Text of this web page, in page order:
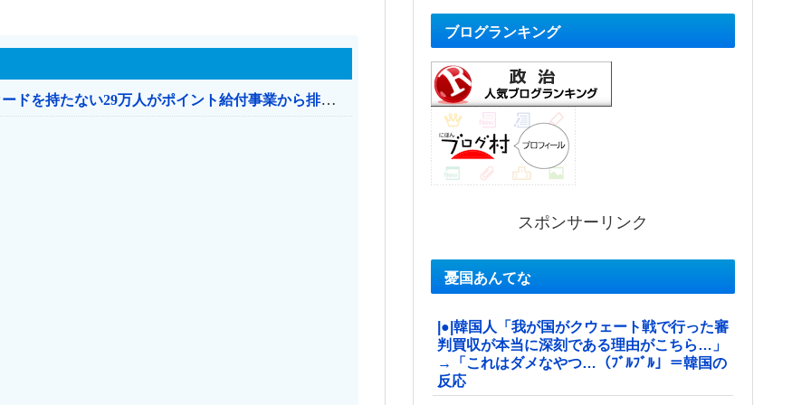
共産党「これは酷い…京都市でマイナンバーカードを持たない29万人がポイント給付事業から排除された」
ブログランキング
スポンサーリンク
憂国あんてな
|●|韓国人「我が国がクウェート戦で行った審
判買収が本当に深刻である理由がこちら…」
→「これはダメなやつ…（ﾌﾞﾙﾌﾞﾙ」＝韓国の
反応